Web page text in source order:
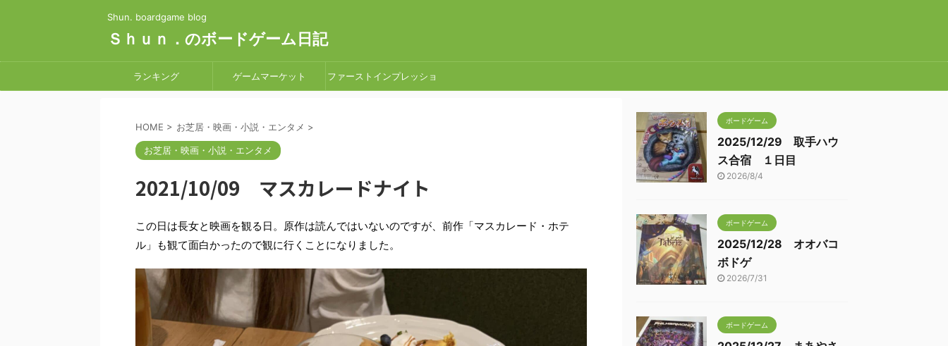
Shun. boardgame blog
Ｓｈｕｎ．のボードゲーム日記
ランキング ゲームマーケット ファーストインプレッショ
HOME > お芝居・映画・小説・エンタメ >
お芝居・映画・小説・エンタメ
2021/10/09 マスカレードナイト
この日は長女と映画を観る日。原作は読んではいないのですが、前作「マスカレード・ホテ
ル」も観て面白かったので観に行くことになりました。
ボードゲーム
2025/12/29 取手ハウ
ス合宿 １日目
2026/8/4
ボードゲーム
2025/12/28 オオバコ
ボドゲ
2026/7/31
ボードゲーム